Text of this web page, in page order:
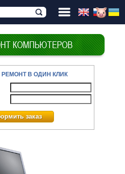
КОМПЬЮТЕРОВ
В ОДИН КЛИК
заказ